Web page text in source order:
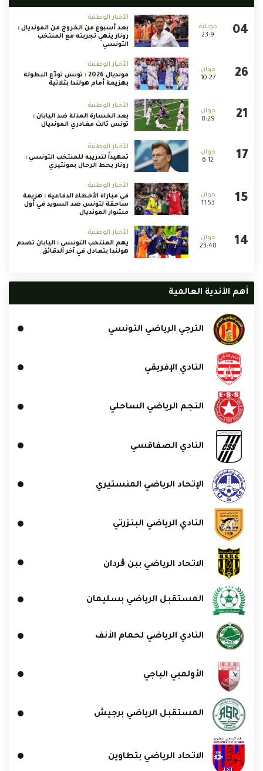
23:9
الأخبار الوطنية
بعد أسبوع من الخروج من المونديال :
رونار ينهي تجربته مع المنتخب
التونسي
10:27
الأخبار الوطنية
مونديال 2026 : تونس تودّع البطولة
بهزيمة أمام هولندا بثلاثية
8:29
الأخبار الوطنية
بعد الخسارة المذلة ضد اليابان :
تونس ثالث مغادري المونديال
6:12
الأخبار الوطنية
تمهيداً لتدريبه للمنتخب التونسي :
رونار يحط الرحال بمونتيري
11:53
الأخبار الوطنية
في مباراة الأخطاء الدفاعية : هزيمة
ساحقة لتونس ضد السويد في أول
مشوار المونديال
23:48
الأخبار الوطنية
يهم المنتخب التونسي : اليابان تصدم
هولندا بتعادل في آخر الدقائق
أهم الأندية العالمية
الترجي الرياضي التونسي
النادي الإفريقي
النجم الرياضي الساحلي
النادي الصفاقسي
الإتحاد الرياضي المنستيري
النادي الرياضي البنزرتي
الاتحاد الرياضي ببن ڨردان
المستقبل الرياضي بسليمان
النادي الرياضي لحمام الأنف
الأولمبي الباجي
المستقبل الرياضي برجيش
الاتحاد الرياضي بتطاوين